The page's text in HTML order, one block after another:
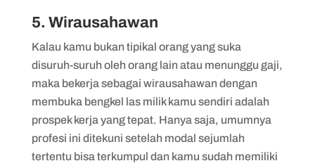
5. Wirausahawan
Kalau kamu bukan tipikal orang yang suka
disuruh-suruh oleh orang lain atau menunggu gaji,
maka bekerja sebagai wirausahawan dengan
membuka bengkel las milik kamu sendiri adalah
prospek kerja yang tepat. Hanya saja, umumnya
profesi ini ditekuni setelah modal sejumlah
tertentu bisa terkumpul dan kamu sudah memiliki